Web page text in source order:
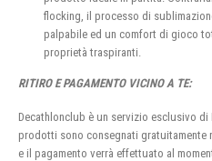
flocking, il processo di
palpabile ed un comfort di gioco
proprietà traspiranti.
RITIRO E PAGAMENTO VICINO A TE:
Decathlonclub è un servizio esclusivo
prodotti sono consegnati gratuitamente
e il pagamento verrà effettuato al